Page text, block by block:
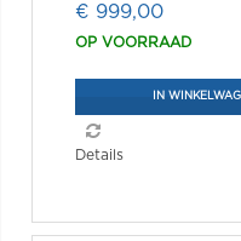
€ 999,00
OP VOORRAAD
IN
Details